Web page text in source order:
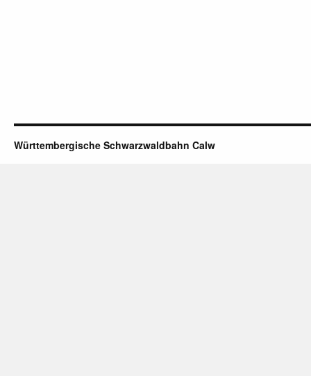
Württembergische Schwarzwaldbahn Calw